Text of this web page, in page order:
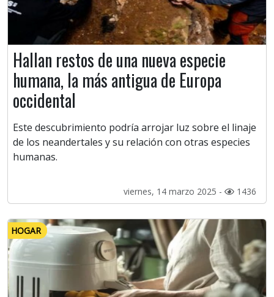
Hallan restos de una nueva especie
humana, la más antigua de Europa
occidental
Este descubrimiento podría arrojar luz sobre el linaje
de los neandertales y su relación con otras especies
humanas.
viernes, 14 marzo 2025 - 1436
HOGAR